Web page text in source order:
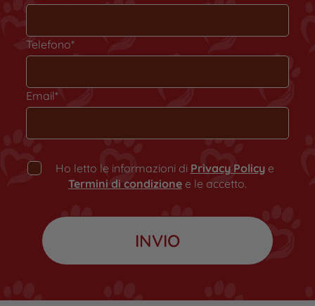
Telefono*
Email*
Ho letto le informazioni di Privacy Policye
Termini di condizione e le accetto.